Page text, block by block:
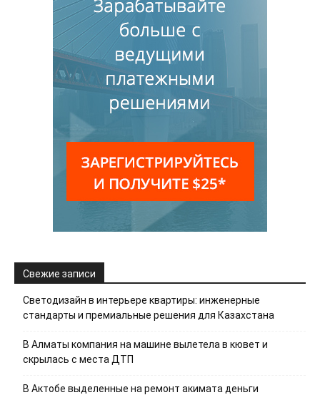
Свежие записи
Светодизайн в интерьере квартиры: инженерные
стандарты и премиальные решения для Казахстана
В Алматы компания на машине вылетела в кювет и
скрылась с места ДТП
В Актобе выделенные на ремонт акимата деньги